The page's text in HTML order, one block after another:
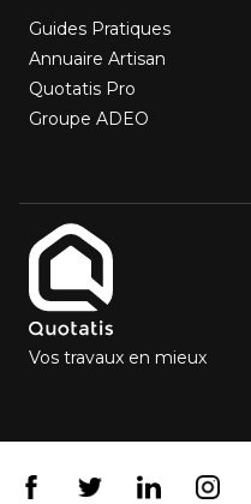
Vos travaux en mieux
Guides Pratiques
Annuaire Artisan
Quotatis Pro
Groupe ADEO